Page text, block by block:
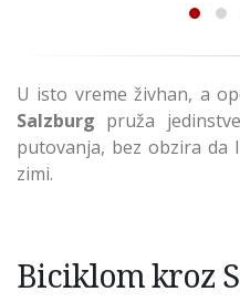
U isto vreme živhan, a
Salzburg pruža
putovanja, bez obzira da
zimi.
Biciklom kroz